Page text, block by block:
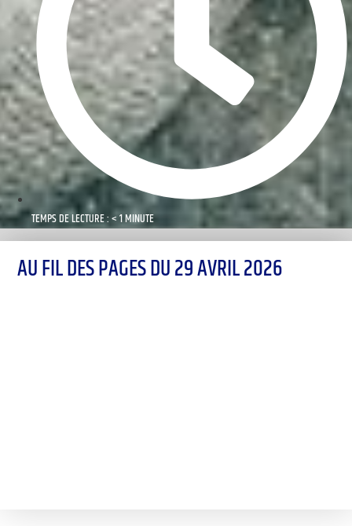
TEMPS DE LECTURE : < 1 MINUTE
AU FIL DES PAGES DU 29 AVRIL 2026